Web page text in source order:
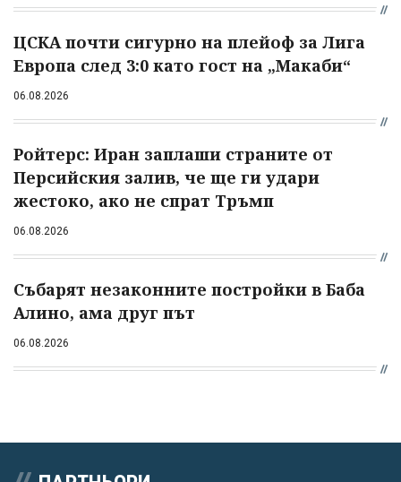
ЦСКА почти сигурно на плейоф за Лига
Европа след 3:0 като гост на „Макаби“
06.08.2026
Ройтерс: Иран заплаши страните от
Персийския залив, че ще ги удари
жестоко, ако не спрат Тръмп
06.08.2026
Събарят незаконните постройки в Баба
Алино, ама друг път
06.08.2026